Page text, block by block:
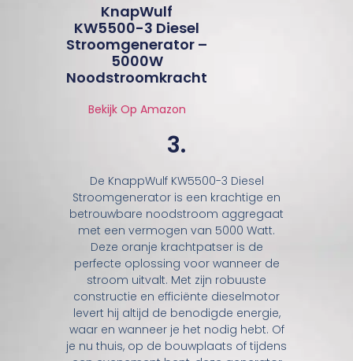
KnapWulf
KW5500-3 Diesel
Stroomgenerator –
5000W
Noodstroomkracht
Bekijk Op Amazon
3.
De KnappWulf KW5500-3 Diesel
Stroomgenerator is een krachtige en
betrouwbare noodstroom aggregaat
met een vermogen van 5000 Watt.
Deze oranje krachtpatser is de
perfecte oplossing voor wanneer de
stroom uitvalt. Met zijn robuuste
constructie en efficiënte dieselmotor
levert hij altijd de benodigde energie,
waar en wanneer je het nodig hebt. Of
je nu thuis, op de bouwplaats of tijdens